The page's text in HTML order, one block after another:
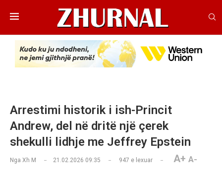
Arrestimi historik i ish-Princit
Andrew, del në dritë një çerek
shekulli lidhje me Jeffrey Epstein
Nga Xh M 21.02.2026 09:35 947 e lexuar A+ A-